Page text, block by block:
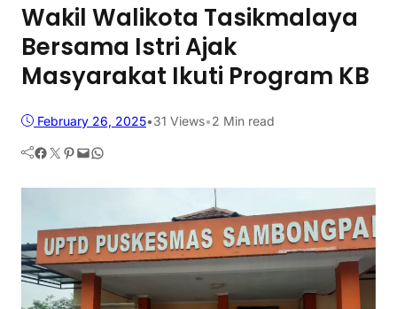
Wakil Walikota Tasikmalaya
Bersama Istri Ajak
Masyarakat Ikuti Program KB
February 26, 2025•31 Views•2 Min read
Facebook Twitter Pinterest Mail WhatsApp